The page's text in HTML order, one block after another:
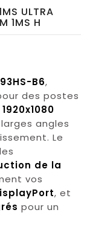
ULTRA
1MS H
B6,
des postes
angles
Le
de la
vos
, et
pour un